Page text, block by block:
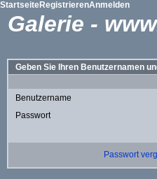
StartseiteRegistrierenAnmelden
Galerie -
Geben Sie Ihren Benutzernamen
Benutzername
Passwort
Passwort